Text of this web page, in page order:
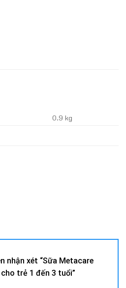
0.9 kg
nhận xét “Sữa Metacare
trẻ 1 đến 3 tuổi”